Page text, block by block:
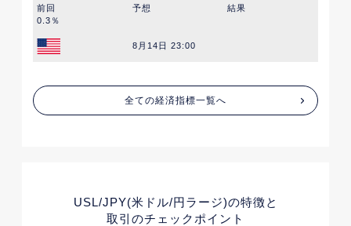
前回 予想
結果
0.3％
8月14日 23:00
全ての経済指標一覧へ
USL/JPY(米ドル/円ラージ)の特徴と
取引のチェックポイント